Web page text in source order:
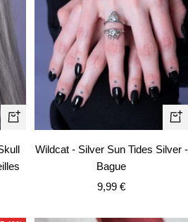
Ajouter
Wildcat - Silver Sun Tides Silver -
Bague
Prix
9,99 €